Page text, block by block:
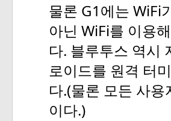
물론 G1 에는 WiFi
아닌 WiFi를 이용해
다. 블루투스 역시
로이드를 원격 터
다.(물론 모든 사용
이다.)